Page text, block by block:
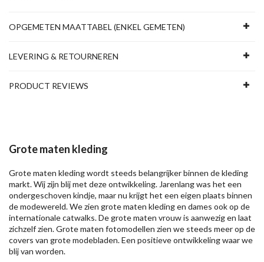
OPGEMETEN MAATTABEL (ENKEL GEMETEN)
LEVERING & RETOURNEREN
PRODUCT REVIEWS
Grote maten kleding
Grote maten kleding wordt steeds belangrijker binnen de kleding
markt. Wij zijn blij met deze ontwikkeling. Jarenlang was het een
ondergeschoven kindje, maar nu krijgt het een eigen plaats binnen
de modewereld. We zien grote maten kleding en dames ook op de
internationale catwalks. De grote maten vrouw is aanwezig en laat
zichzelf zien. Grote maten fotomodellen zien we steeds meer op de
covers van grote modebladen. Een positieve ontwikkeling waar we
blij van worden.